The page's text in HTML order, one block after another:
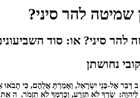
להר סיני?
סיני? או: סוד
נחושתן
ב דַּבֵּר אֶל-בְּנֵי יִשְׂרָאֵל, וְאָמַרְתָּ אֲלֵהֶם, כִּי
שָׂדְךָ לֹא תִזְרָע, וְכַרְמְךָ לֹא תִזְמֹר. ה